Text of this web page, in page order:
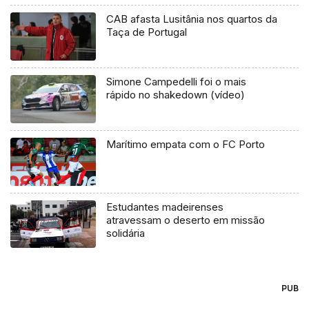
CAB afasta Lusitânia nos quartos da
Taça de Portugal
Simone Campedelli foi o mais
rápido no shakedown (vídeo)
Marítimo empata com o FC Porto
Estudantes madeirenses
atravessam o deserto em missão
solidária
PUB